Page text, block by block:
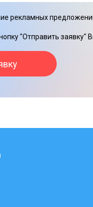
рекламных
"Отправить заявку"